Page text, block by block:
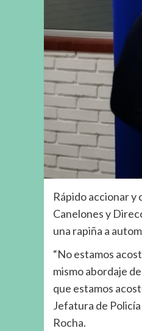
Rápido accionar y
Canelones y
una rapiña a
“No estamos
mismo abordaje
que estamos
Jefatura de
Rocha.